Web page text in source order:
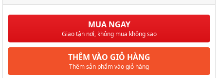
MUA NGAY
Giao tận nơi, không mua không sao
THÊM VÀO GIỎ HÀNG
Thêm sản phẩm vào giỏ hàng